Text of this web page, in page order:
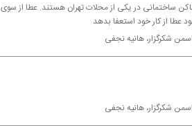
ساختمانی در یكی از محلات تهران هستند. عطا از سوی
از كار خود استعفا بدهد
شكرگزار، هانیه نجفی
شكرگزار، هانیه نجفی